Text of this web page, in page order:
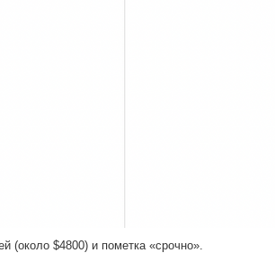
(около $4800) и пометка «срочно».